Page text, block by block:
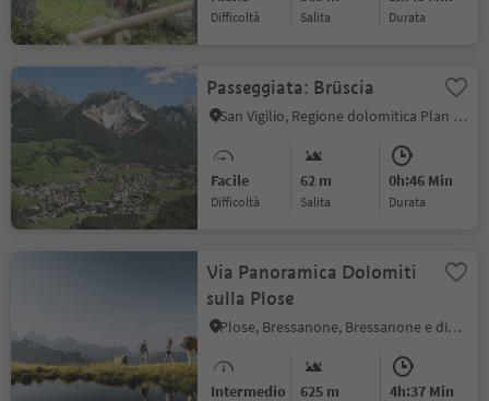
Difficoltà Salita durata
Passeggiata: Brüscia
San Vigilio, Regione dolomitica Plan de Corones
Facile
Difficoltà
62 m
Salita
0h:46 Min
durata
Via Panoramica Dolomiti
sulla Plose
Plose, Bressanone, Bressanone e dintorni
Intermedio 625 m 4h:37 Min